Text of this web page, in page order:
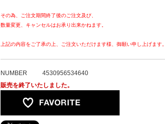
その為、ご注文期間終了後のご注文及び、
数量変更、キャンセルはお承り出来かねます。
上記の内容をご了承の上、ご注文いただけます様、御願い申し上げます。
NUMBER
4530956534640
販売を終了いたしました。